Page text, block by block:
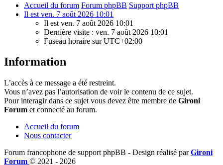
Accueil du forum Forum phpBB Support phpBB
Il est ven. 7 août 2026 10:01
Il est ven. 7 août 2026 10:01
Dernière visite : ven. 7 août 2026 10:01
Fuseau horaire surUTC+02:00
Information
L’accès à ce message a été restreint.
Vous n’avez pas l’autorisation de voir le contenu de ce sujet.
Pour interagir dans ce sujet vous devez être membre de Gironi
Forum et connecté au forum.
Accueil du forum
Nous contacter
Forum francophone de support phpBB - Design réalisé parGironi
Forum © 2021 - 2026